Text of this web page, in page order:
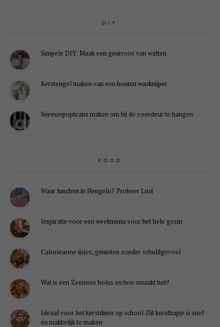
DIY
Simpele DIY: Maak een geurroos van watten
Kerstengel maken van een houten wasknijper
Sneeuwpopkrans maken om bij de voordeur te hangen
FOOD
Waar lunchen in Hengelo? Probeer Lust
Inspiratie voor een weekmenu voor het hele gezin
Caloriearme ijsjes, genieten zonder schuldgevoel
Wat is een Zeeuwse bolus en hoe smaakt het?
Ideaal voor het kerstdiner op school. Dit kersthapje is snel
én makkelijk te maken